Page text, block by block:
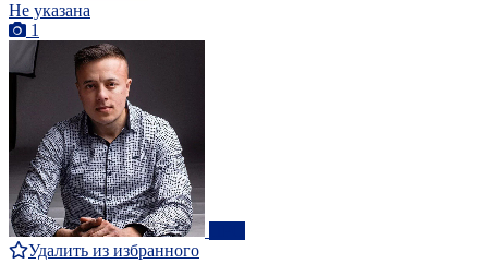
Не указана
1
Удалить из избранного